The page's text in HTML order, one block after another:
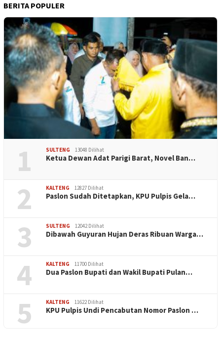
BERITA POPULER
1 SULTENG 13048 Dilihat
Ketua Dewan Adat Parigi Barat, Novel Ban…
2 KALTENG 12827 Dilihat
Paslon Sudah Ditetapkan, KPU Pulpis Gela…
3 SULTENG 12042 Dilihat
Dibawah Guyuran Hujan Deras Ribuan Warga…
4 KALTENG 11700 Dilihat
Dua Paslon Bupati dan Wakil Bupati Pulan…
5 KALTENG 11622 Dilihat
KPU Pulpis Undi Pencabutan Nomor Paslon …